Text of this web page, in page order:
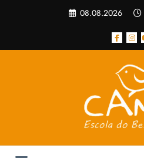
08.08.2026